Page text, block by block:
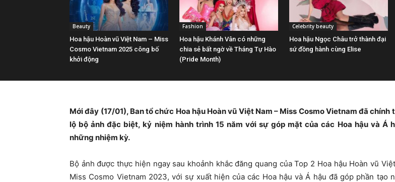
Beauty
Hoa hậu Hoàn vũ Việt Nam – Miss
Cosmo Vietnam 2025 công bố
khởi động
Fashion
Hoa hậu Khánh Vân có những
chia sẻ bất ngờ về Tháng Tự Hào
(Pride Month)
Celebrity beauty
Hoa hậu Ngọc Châu trở thành đại
sứ đồng hành cùng Elise
Mới đây (17/01), Ban tổ chức Hoa hậu Hoàn vũ Việt Nam – Miss Cosmo Vietnam đã chính
lộ bộ ảnh đặc biệt, kỷ niệm hành trình 15 năm với sự góp mặt của các Hoa hậu và Á
những nhiệm kỳ.
Bộ ảnh được thực hiện ngay sau khoảnh khắc đăng quang của Top 2 Hoa hậu Hoàn vũ
Miss Cosmo Vietnam 2023, với sự xuất hiện của các Hoa hậu và Á hậu đã góp phần tạo